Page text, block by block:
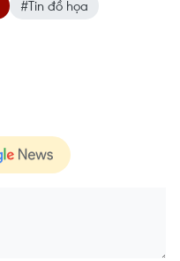
#Tin đồ họa